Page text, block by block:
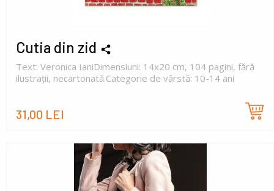
Cutia din zid
Text: Veronica IaniDimensiuni: 14x20 cm, 104 pagini, fără
ilustrații, necartonată.Categorie de vârstă: 10-14 ani
31,00 LEI